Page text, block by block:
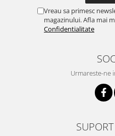
Vreau sa primesc
magazinului. Afla mai
Confidentialitate
Urmareste-ne